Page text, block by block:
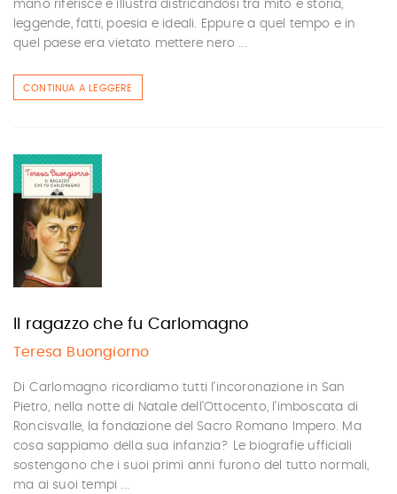
mano riferisce e illustra districandosi tra mito e storia,
leggende, fatti, poesia e ideali. Eppure a quel tempo e in
quel paese era vietato mettere nero ...
CONTINUA A LEGGERE
Il ragazzo che fu Carlomagno
Teresa Buongiorno
Di Carlomagno ricordiamo tutti l'incoronazione in San
Pietro, nella notte di Natale dell'Ottocento, l'imboscata di
Roncisvalle, la fondazione del Sacro Romano Impero. Ma
cosa sappiamo della sua infanzia? Le biografie ufficiali
sostengono che i suoi primi anni furono del tutto normali,
ma ai suoi tempi ...